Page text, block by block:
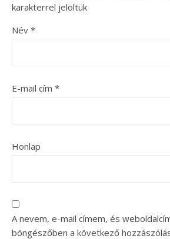
karakterrel jelöltük
Név *
E-mail cím *
Honlap
A nevem, e-mail címem, és
böngészőben a következő